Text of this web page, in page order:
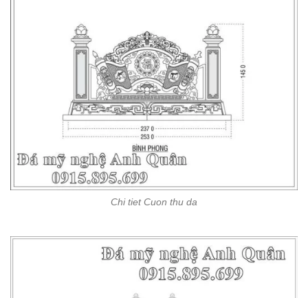
Chi tiet Cuon thu da